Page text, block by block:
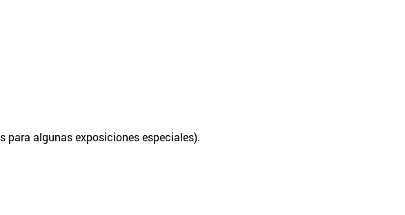
para algunas exposiciones especiales).